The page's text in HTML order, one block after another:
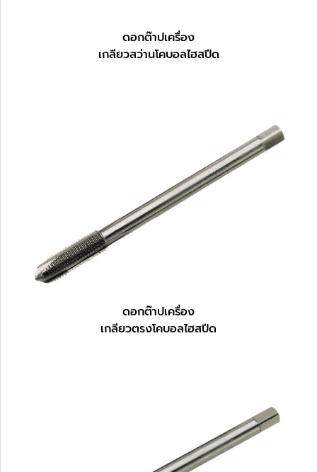
ดอกต๊าปเครื่อง
เกลียวสว่านโคบอลไฮสปีด
ดอกต๊าปเครื่อง
เกลียวตรงโคบอลไฮสปีด